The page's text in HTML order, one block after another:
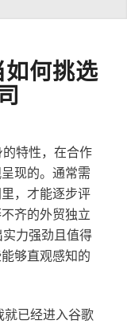
何挑选
特性，在合作
现的。通常需
，才能逐步评
齐的外贸独立
力强劲且值得
够直观感知的
已经进入谷歌